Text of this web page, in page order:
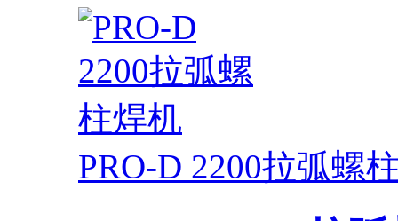
PRO-D 2200拉弧螺